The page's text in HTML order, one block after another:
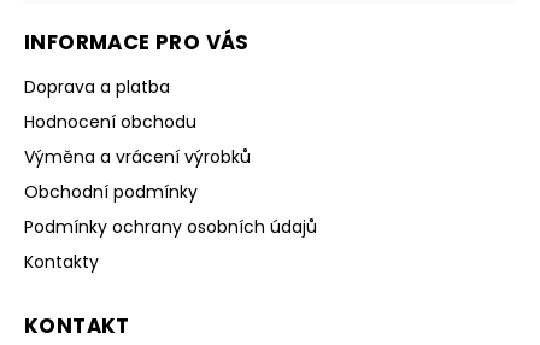
INFORMACE PRO VÁS
Doprava a platba
Hodnocení obchodu
Výměna a vrácení výrobků
Obchodní podmínky
Podmínky ochrany osobních údajů
Kontakty
KONTAKT